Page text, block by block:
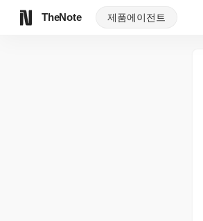
TheNote 제품에이전트